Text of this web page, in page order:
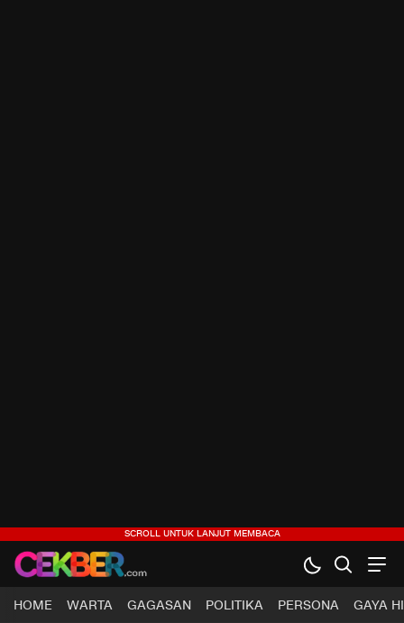
CEKBER
Berita Jelas, Analisis Cerdas
HOME WARTA GAGASAN POLITIKA PERSONA GAYA